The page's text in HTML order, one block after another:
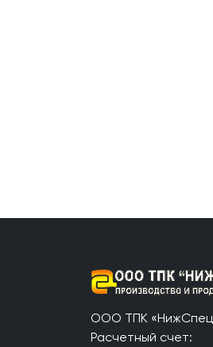
ООО ТПК
Расчетный счет: